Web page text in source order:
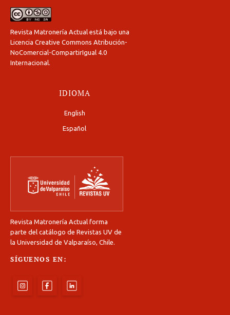
Revista Matronería Actual está bajo una
Licencia Creative Commons Atribución-
NoComercial-CompartirIgual 4.0
Internacional
IDIOMA
English
Español
Revista Matronería Actual forma
parte del catálogo de Revistas UV de
la Universidad de Valparaíso, Chile.
SÍGUENOS EN: